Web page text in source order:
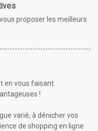
proposer les meilleurs
en vous faisant
!
varié, à dénicher vos
de shopping en ligne